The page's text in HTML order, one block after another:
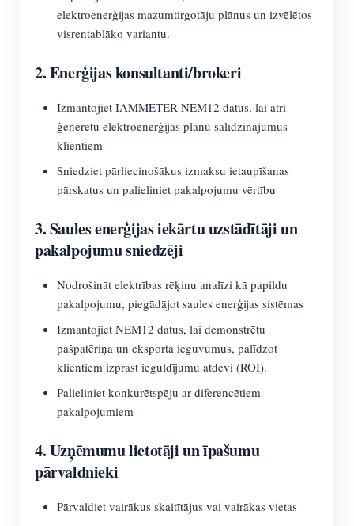
elektroenerģijas mazumtirgotāju plānus un izvēlētos
visrentablāko variantu.
2. Enerģijas konsultanti/brokeri
Izmantojiet IAMMETER NEM12 datus, lai ātri
ģenerētu elektroenerģijas plānu salīdzinājumus
klientiem
Sniedziet pārliecinošākus izmaksu ietaupīšanas
pārskatus un palieliniet pakalpojumu vērtību
3. Saules enerģijas iekārtu uzstādītāji un
pakalpojumu sniedzēji
Nodrošināt elektrības rēķinu analīzi kā papildu
pakalpojumu, piegādājot saules enerģijas sistēmas
Izmantojiet NEM12 datus, lai demonstrētu
pašpatēriņa un eksporta ieguvumus, palīdzot
klientiem izprast ieguldījumu atdevi (ROI).
Palieliniet konkurētspēju ar diferencētiem
pakalpojumiem
4. Uzņēmumu lietotāji un īpašumu
pārvaldnieki
Pārvaldiet vairākus skaitītājus vai vairākas vietas